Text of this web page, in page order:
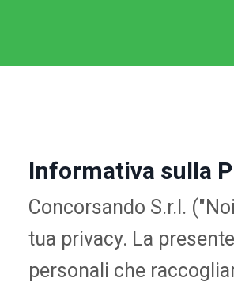
Informativa sulla
Concorsando S.r.l.
tua privacy. La
personali che